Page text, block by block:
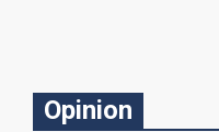
Opinion